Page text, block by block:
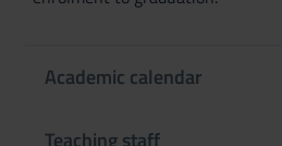
Academic calendar
Teaching staff